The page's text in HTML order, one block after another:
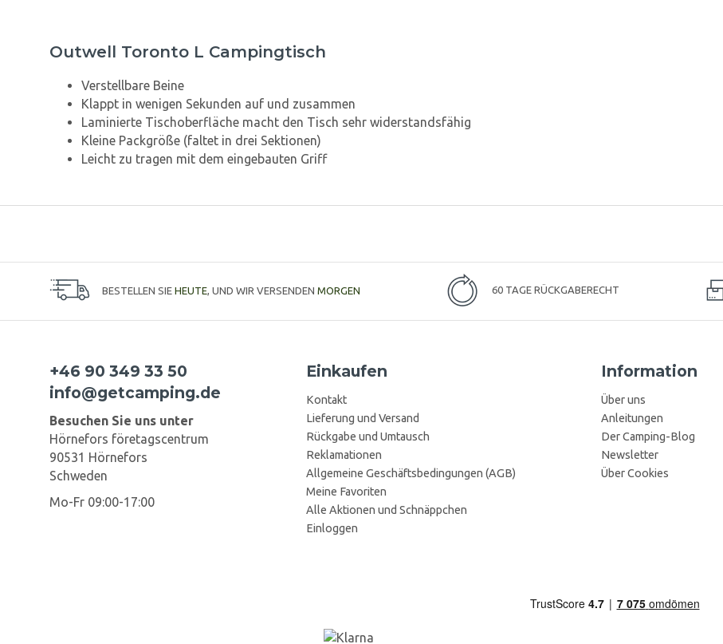
Outwell Toronto L Campingtisch
Verstellbare Beine
Klappt in wenigen Sekunden auf und zusammen
Laminierte Tischoberfläche macht den Tisch sehr widerstandsfähig
Kleine Packgröße (faltet in drei Sektionen)
Leicht zu tragen mit dem eingebauten Griff
BESTELLEN SIE HEUTE , UND WIR VERSENDEN MORGEN 60 TAGE RÜCKGABERECHT
+46 90 349 33 50
info@getcamping.de
Besuchen Sie uns unter
Hörnefors företagscentrum
90531 Hörnefors
Schweden
Mo-Fr 09:00-17:00
Einkaufen
Kontakt
Lieferung und Versand
Rückgabe und Umtausch
Reklamationen
Allgemeine Geschäftsbedingungen (AGB)
Meine Favoriten
Alle Aktionen und Schnäppchen
Einloggen
Information
Über uns
Anleitungen
Der Camping-Blog
Newsletter
Über Cookies